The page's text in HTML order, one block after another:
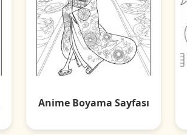
Anime Boyama Sayfası